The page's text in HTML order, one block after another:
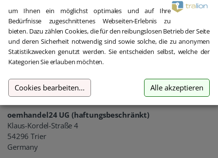
Gebrauchte Software kaufen
Aber sicher!
oemhandel24 UG (haftungsbeschränkt)
Klaus-Kordel-Straße 4
54296 Trier
Germany
um Ihnen ein möglichst optimales und auf Ihre
Bedürfnisse zugeschnittenes Webseiten-Erlebnis zu
bieten. Dazu zählen Cookies, die für den reibungslosen Betrieb der Seite
und deren Sicherheit notwendig sind sowie solche, die zu anonymen
Statistikzwecken genutzt werden. Sie entscheiden selbst, welche der
Kategorien Sie erlauben möchten.
Cookies bearbeiten... Alle akzeptieren